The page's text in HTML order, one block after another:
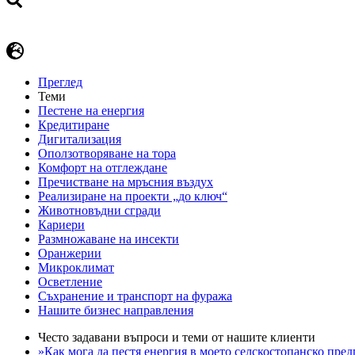
Преглед
Теми
Пестене на енергия
Кредитиране
Дигитализация
Оползотворяване на тора
Комфорт на отглеждане
Пречистване на мръсния въздух
Реализиране на проекти „до ключ“
Животновъдни сгради
Кариери
Размножаване на инсекти
Оранжерии
Микроклимат
Осветление
Съхранение и транспорт на фуража
Нашите бизнес направления
Често задавани въпроси и теми от нашите клиенти
»Как мога да пестя енергия в моето селскостопанско